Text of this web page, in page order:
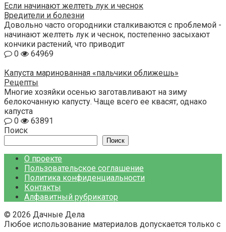
Если начинают желтеть лук и чеснок
Вредители и болезни
Довольно часто огородники сталкиваются с проблемой -
начинают желтеть лук и чеснок, постепенно засыхают
кончики растений, что приводит
0
64969
Капуста маринованная «пальчики оближешь»
Рецепты
Многие хозяйки осенью заготавливают на зиму
белокочанную капусту. Чаще всего ее квасят, однако
капуста
0
63891
Поиск
Поиск
О проекте
Пользовательское соглашение
Политика конфиденциальности
Контакты
Алфавитный рубрикатор
© 2026 Дачные Дела
Любое использование материалов допускается только с